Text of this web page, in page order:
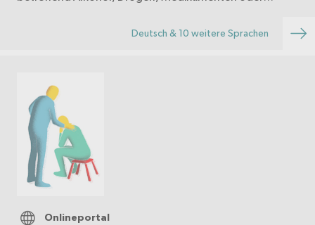
Deutsch & 10 weitere Sprachen
Onlineportal